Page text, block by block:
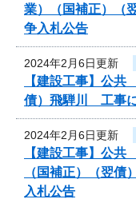
業）（国補正）（
争入札公告
2024年2月6日更新
【建設工事】公
債）飛騨川 工事
2024年2月6日更新
【建設工事】公
（国補正）（翌
入札公告